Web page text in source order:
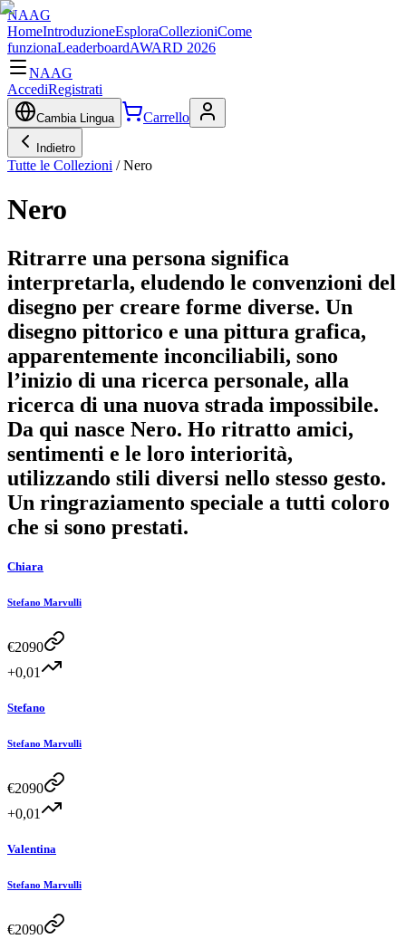
NAAG
HomeIntroduzioneEsploraCollezioniCome
funzionaLeaderboardAWARD 2026
NAAG
AccediRegistrati
Cambia Lingua Carrello
Indietro
Tutte le Collezioni /Nero
Nero
Ritrarre una persona significa
interpretarla, eludendo le convenzioni del
disegno per creare forme diverse. Un
disegno pittorico e una pittura grafica,
apparentemente inconciliabili, sono
l’inizio di una ricerca personale, alla
ricerca di una nuova strada impossibile.
Da qui nasce Nero. Ho ritratto amici,
sentimenti e le loro interiorità,
utilizzando stili diversi nello stesso gesto.
Un ringraziamento speciale a tutti coloro
che si sono prestati.
Chiara
Stefano Marvulli
€2090
+0,01
Stefano
Stefano Marvulli
€2090
+0,01
Valentina
Stefano Marvulli
€2090